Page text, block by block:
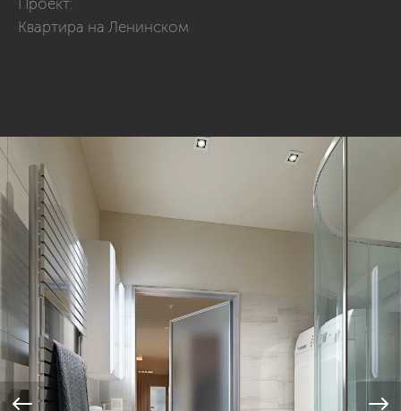
Проект:
Квартира на Ленинском